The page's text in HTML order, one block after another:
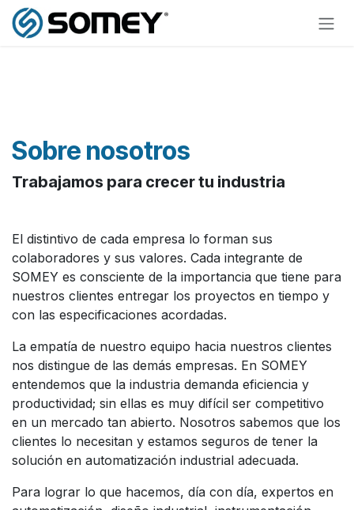
Ir al contenido
Sobre nosotros
Trabajamos para crecer tu industria
El distintivo de cada empresa lo forman sus
colaboradores y sus valores. Cada integrante de
SOMEY es consciente de la importancia que tiene para
nuestros clientes entregar los proyectos en tiempo y
con las especificaciones acordadas.
La empatía de nuestro equipo hacia nuestros clientes
nos distingue de las demás empresas. En SOMEY
entendemos que la industria demanda eficiencia y
productividad; sin ellas es muy difícil ser competitivo
en un mercado tan abierto. Nosotros sabemos que los
clientes lo necesitan y estamos seguros de tener la
solución en automatización industrial adecuada.
Para lograr lo que hacemos, día con día, expertos en